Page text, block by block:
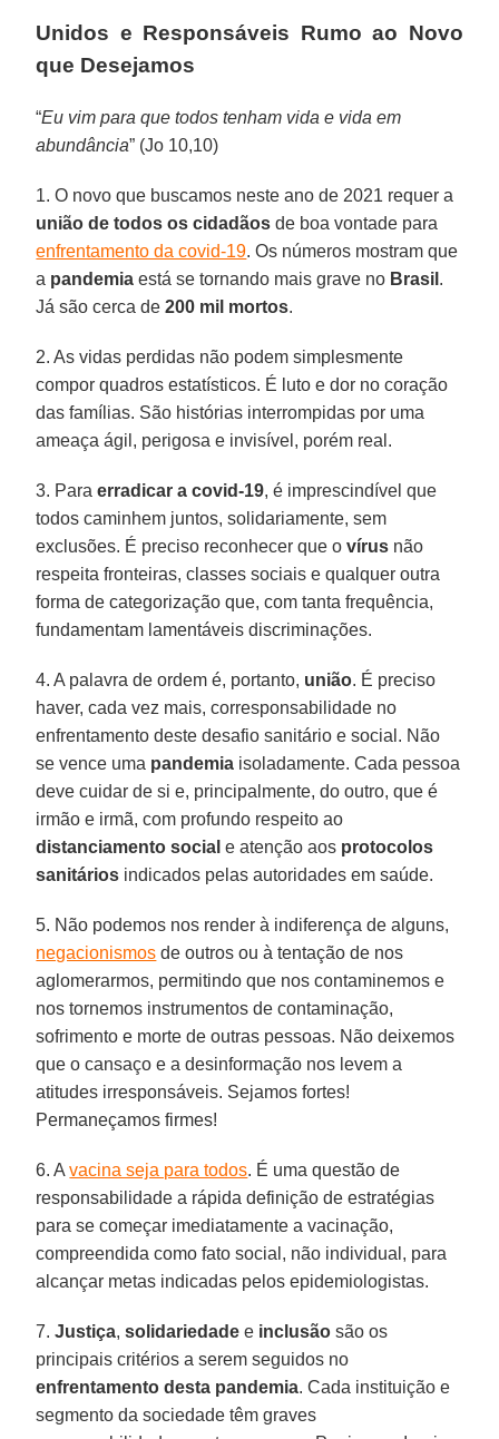
Unidos e Responsáveis Rumo ao Novo
que Desejamos
“Eu vim para que todos tenham vida e vida em
abundância” (Jo 10,10)
1. O novo que buscamos neste ano de 2021 requer a
união de todos os cidadãos de boa vontade para
enfrentamento da covid-19. Os números mostram que
a pandemia está se tornando mais grave no Brasil .
Já são cerca de 200 mil mortos.
2. As vidas perdidas não podem simplesmente
compor quadros estatísticos. É luto e dor no coração
das famílias. São histórias interrompidas por uma
ameaça ágil, perigosa e invisível, porém real.
3. Paraerradicar a covid-19, é imprescindível que
todos caminhem juntos, solidariamente, sem
exclusões. É preciso reconhecer que ovírus não
respeita fronteiras, classes sociais e qualquer outra
forma de categorização que, com tanta frequência,
fundamentam lamentáveis discriminações.
4. A palavra de ordem é, portanto, união. É preciso
haver, cada vez mais, corresponsabilidade no
enfrentamento deste desafio sanitário e social. Não
se vence uma pandemia isoladamente. Cada pessoa
deve cuidar de si e, principalmente, do outro, que é
irmão e irmã, com profundo respeito ao
distanciamento social e atenção aos protocolos
sanitários indicados pelas autoridades em saúde.
5. Não podemos nos render à indiferença de alguns,
negacionismos de outros ou à tentação de nos
aglomerarmos, permitindo que nos contaminemos e
nos tornemos instrumentos de contaminação,
sofrimento e morte de outras pessoas. Não deixemos
que o cansaço e a desinformação nos levem a
atitudes irresponsáveis. Sejamos fortes!
Permaneçamos firmes!
6. Avacina seja para todos. É uma questão de
responsabilidade a rápida definição de estratégias
para se começar imediatamente a vacinação,
compreendida como fato social, não individual, para
alcançar metas indicadas pelos epidemiologistas.
7.Justiça,solidariedade e inclusão são os
principais critérios a serem seguidos no
enfrentamento desta pandemia. Cada instituição e
segmento da sociedade têm graves